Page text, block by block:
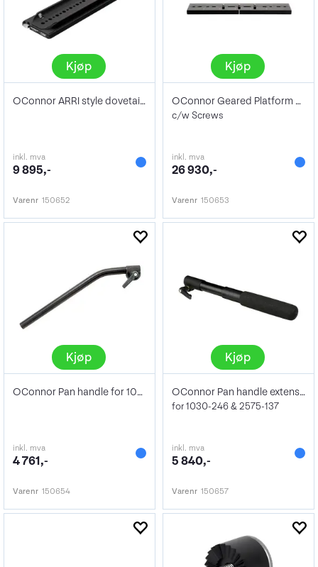
Kjøp
OConnor ARRI style dovetail plate 12"
inkl. mva
9 895,-
Varenr 150652
Kjøp
OConnor Geared Platform Plate Assembly
c/w Screws
inkl. mva
26 930,-
Varenr 150653
Kjøp
OConnor Pan handle for 1030 range
inkl. mva
4 761,-
Varenr 150654
Kjøp
OConnor Pan handle extension
for 1030-246 & 2575-137
inkl. mva
5 840,-
Varenr 150657